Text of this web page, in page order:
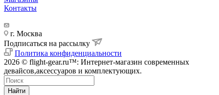
Контакты
г. Москва
Подписаться на рассылку
Политика конфиденциальности
2026 © flight-gear.ru™: Интернет-магазин современных
девайсов,аксессуаров и комплектующих.
Найти